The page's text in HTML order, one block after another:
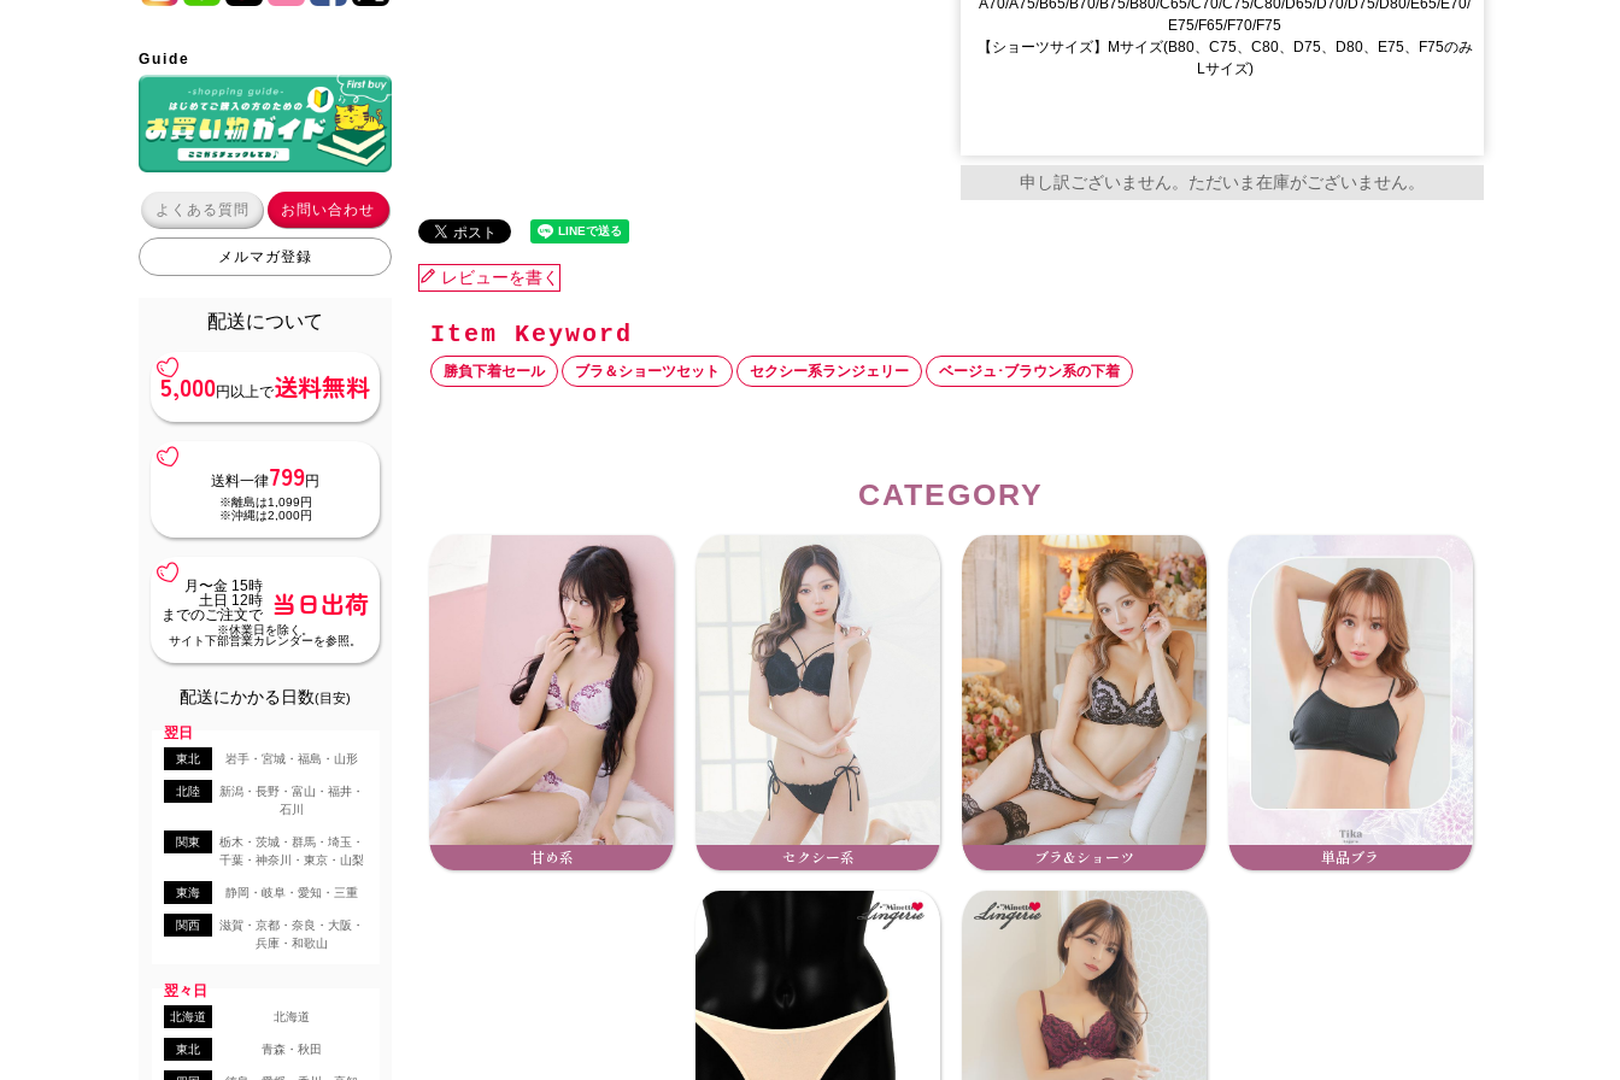
Guide
よくある質問 お問い合わせ
メルマガ登録
配送について
5,000円以上で送料無料
送料一律799円
※離島は1,099円
※沖縄は2,000円
月〜金 15時
土日 12時
までのご注文で
当日出荷
※休業日を除く。
サイト下部営業カレンダーを参照。
配送にかかる日数(目安)
翌日
東北 岩手・宮城・福島・山形
北陸
新潟・長野・富山・福井・
石川
関東
栃木・茨城・群馬・埼玉・
千葉・神奈川・東京・山梨
東海 静岡・岐阜・愛知・三重
関西
滋賀・京都・奈良・大阪・
兵庫・和歌山
翌々日
北海道 北海道
東北 青森・秋田
A70/A75/B65/B70/B75/B80/C65/C70/C75/C80/D65/D70/D75/D80/E65/E70/
E75/F65/F70/F75
【ショーツサイズ】Mサイズ(B80、C75、C80、D75、D80、E75、F75のみ
Lサイズ)
申し訳ございません。ただいま在庫がございません。
レビューを書く
勝負下着セール ブラ＆ショーツセット セクシー系ランジェリー ベージュ･ブラウン系の下着
CATEGORY
甘め系 セクシー系 ブラ&ショーツ 単品ブラ